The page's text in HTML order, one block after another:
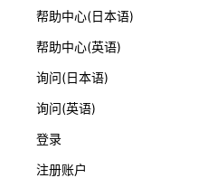
帮助中心(日本语)
帮助中心(英语)
询问(日本语)
询问(英语)
登录
注册账户